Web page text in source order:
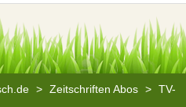
> Zeitschriften Abos > TV-